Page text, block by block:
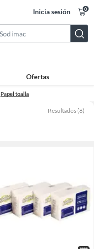
Inicia sesión 0
Bar
Ofertas
Papel toalla
Resultados (8)